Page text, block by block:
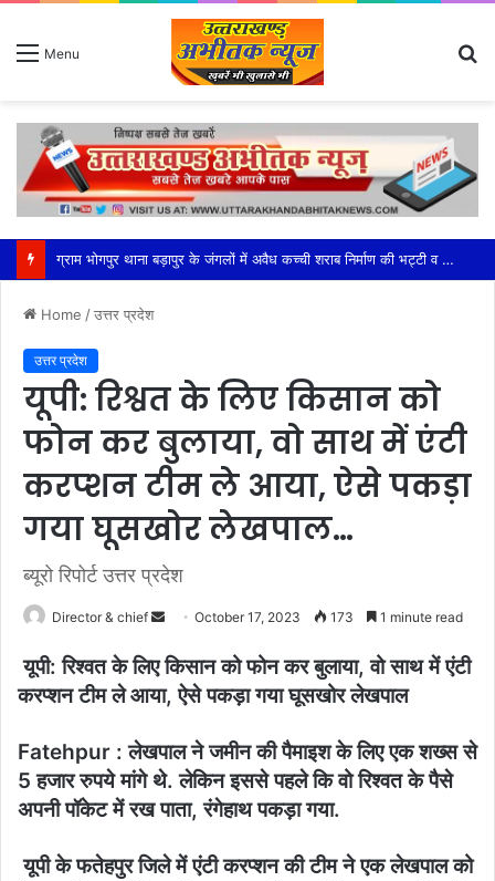
Menu
महेश्वरी मंडल की सक्रियता से सफल हुआ भाजपा का बूथ अध्यक्ष सम्मेलन
Home /उत्तर प्रदेश
उत्तर प्रदेश
यूपी: रिश्वत के लिए किसान को
फोन कर बुलाया, वो साथ में एंटी
करप्शन टीम ले आया, ऐसे पकड़ा
गया घूसखोर लेखपाल…
ब्यूरो रिपोर्ट उत्तर प्रदेश
Director & chief
Send
email
October 17, 2023 173 1 minute read
यूपी: रिश्वत के लिए किसान को फोन कर बुलाया, वो साथ में एंटी
करप्शन टीम ले आया, ऐसे पकड़ा गया घूसखोर लेखपाल
Fatehpur : लेखपाल ने जमीन की पैमाइश के लिए एक शख्स से
5 हजार रुपये मांगे थे. लेकिन इससे पहले कि वो रिश्वत के पैसे
अपनी पॉकेट में रख पाता, रंगेहाथ पकड़ा गया.
यूपी के फतेहपुर जिले में एंटी करप्शन की टीम ने एक लेखपाल को